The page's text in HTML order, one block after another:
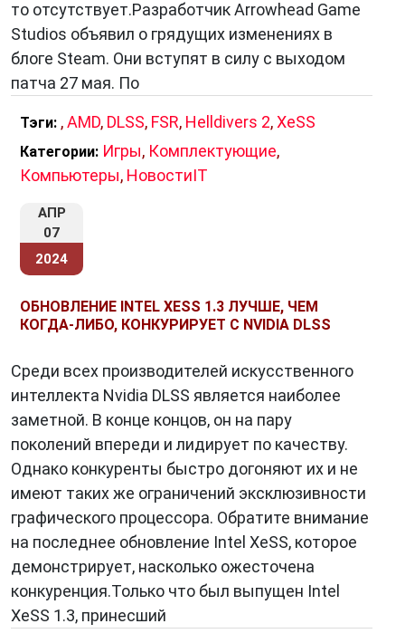
Как работает XeSS?
В отличие от традиционных методов
математических расчетах, XeSS использует
нейросетевые модели, обученные на
огромных массивах данных. Эти модели
способны «увидеть» те детали и особенности
изображения, которые не под силу обычным
алгоритмам, и воссоздать их в кадре более
высокого разрешения.
Повышение производительности:XeSS
может значительно повысить частоту
кадров в играх, особенно на видеокартах
начального и среднего уровня. Это
позволяет играть в требовательные игры с
более высокими настройками графики, не
жертвуя плавностью изображения.
Улучшение качества изображения:XeSS не
только увеличивает разрешение, но и может
улучшить резкость, детализацию и
контрастность изображения.
то отсутствует.Разработчик Arrowhead Game
Studios объявил о грядущих изменениях в
блоге Steam. Они вступят в силу с выходом
патча 27 мая. По
Тэги: ,AMD, DLSS, FSR, Helldivers 2,XeSS
Категории: Игры, Комплектующие,
Компьютеры, НовостиIT
АПР
07
2024
ОБНОВЛЕНИЕ INTEL XESS 1.3 ЛУЧШЕ, ЧЕМ
КОГДА-ЛИБО, КОНКУРИРУЕТ С NVIDIA DLSS
Среди всех производителей искусственного
интеллекта Nvidia DLSS является наиболее
заметной. В конце концов, он на пару
поколений впереди и лидирует по качеству.
Однако конкуренты быстро догоняют их и не
имеют таких же ограничений эксклюзивности
графического процессора. Обратите внимание
на последнее обновление Intel XeSS, которое
демонстрирует, насколько ожесточена
конкуренция.Только что был выпущен Intel
XeSS 1.3, принесший